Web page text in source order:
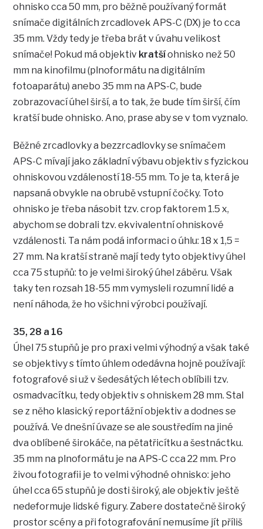
ohnisko cca 50 mm, pro běžně používaný formát
snímače digitálních zrcadlovek APS-C (DX) je to cca
35 mm. Vždy tedy je třeba brát v úvahu velikost
snímače! Pokud má objektiv kratšíohnisko než 50
mm na kinofilmu (plnoformátu na digitálním
fotoaparátu) anebo 35 mm na APS-C, bude
zobrazovací úhel širší, a to tak, že bude tím širší, čím
kratší bude ohnisko. Ano, prase aby se v tom vyznalo.
Běžné zrcadlovky a bezzrcadlovky se snímačem
APS-C mívají jako základní výbavu objektiv s fyzickou
ohniskovou vzdáleností 18-55 mm. To je ta, která je
napsaná obvykle na obrubě vstupní čočky. Toto
ohnisko je třeba násobit tzv. crop faktorem 1.5 x,
abychom se dobrali tzv. ekvivalentní ohniskové
vzdálenosti. Ta nám podá informaci o úhlu: 18 x 1,5 =
27 mm. Na kratší straně mají tedy tyto objektivy úhel
cca 75 stupňů: to je velmi široký úhel záběru. Však
taky ten rozsah 18-55 mm vymysleli rozumní lidé a
není náhoda, že ho všichni výrobci používají.
35, 28 a 16
Úhel 75 stupňů je pro praxi velmi výhodný a však také
se objektivy s tímto úhlem odedávna hojně používají:
fotografové si už v šedesátých létech oblíbili tzv.
osmadvacítku, tedy objektiv s ohniskem 28 mm. Stal
se z něho klasický reportážní objektiv a dodnes se
používá. Ve dnešní úvaze se ale soustředím na jiné
dva oblíbené širokáče, na pětatřicítku a šestnáctku.
35 mm na plnoformátu je na APS-C cca 22 mm. Pro
živou fotografii je to velmi výhodné ohnisko: jeho
úhel cca 65 stupňů je dosti široký, ale objektiv ještě
nedeformuje lidské figury. Zabere dostatečně široký
prostor scény a při fotografování nemusíme jít příliš